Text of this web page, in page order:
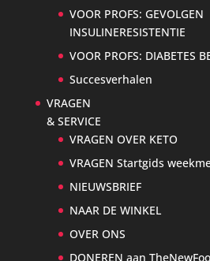
VOOR PROFS: GEVOLGEN
INSULINERESISTENTIE
VOOR PROFS: DIABETES
Succesverhalen
VRAGEN
& SERVICE
VRAGEN OVER KETO
VRAGEN Startgids
NIEUWSBRIEF
NAAR DE WINKEL
OVER ONS
DONEREN aan